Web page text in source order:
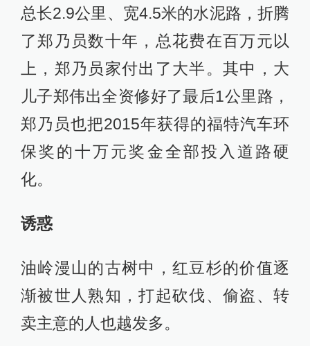
总长2.9公里、宽4.5米的水泥路，折腾
了郑乃员数十年，总花费在百万元以
上，郑乃员家付出了大半。其中，大
儿子郑伟出全资修好了最后1公里路，
郑乃员也把2015年获得的福特汽车环
保奖的十万元奖金全部投入道路硬
化。
诱惑
油岭漫山的古树中，红豆杉的价值逐
渐被世人熟知，打起砍伐、偷盗、转
卖主意的人也越发多。